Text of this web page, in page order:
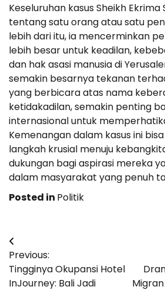
Keseluruhan kasus Sheikh
tentang satu orang atau satu
lebih dari itu, ia mencerminkan
lebih besar untuk keadilan,
dan hak asasi manusia di
semakin besarnya tekanan
yang berbicara atas nama
ketidakadilan, semakin penting
internasional untuk
Kemenangan dalam kasus ini
langkah krusial menuju
dukungan bagi aspirasi mereka
dalam masyarakat yang penuh
Posted in Politik
Post
navigation
Previous:
Tingginya Okupansi Hotel
InJourney: Bali Jadi